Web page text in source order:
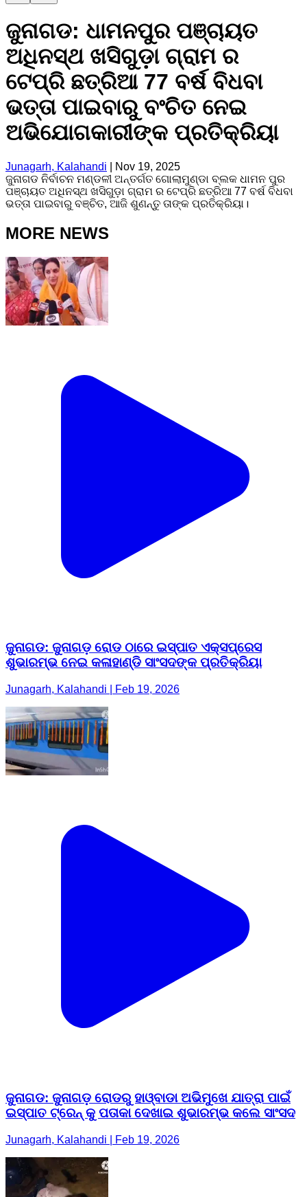
ଜୁନାଗଡ: ଧାମନପୁର ପଞ୍ଚାୟତ
ଅଧିନସ୍ଥ ଖସିଗୁଡ଼ା ଗ୍ରାମ ର
ଟେପ୍ରି ଛତ୍ରିଆ 77 ବର୍ଷ ବିଧବା
ଭତ୍ତା ପାଇବାରୁ ବଂଚିତ ନେଇ
ଅଭିଯୋଗକାରୀଙ୍କ ପ୍ରତିକ୍ରିୟା
Junagarh, Kalahandi
Nov 19, 2025
ଜୁନାଗଡ ନିର୍ବାଚନ ମଣ୍ଡଳୀ ଅନ୍ତର୍ଗତ ଗୋଲାମୁଣ୍ଡା ବ୍ଲକ ଧାମନ ପୁର
ପଞ୍ଚାୟତ ଅଧିନସ୍ଥ ଖସିଗୁଡ଼ା ଗ୍ରାମ ର ଟେପ୍ରି ଛତ୍ରିଆ 77 ବର୍ଷ ବିଧବା
ଭତ୍ତା ପାଇବାରୁ ବଞ୍ଚିତ, ଆଜି ଶୁଣନ୍ତୁ ତାଙ୍କ ପ୍ରତିକ୍ରିୟା।
MORE NEWS
ଜୁନାଗଡ: ଜୁନାଗଡ଼ ରୋଡ ଠାରେ ଇସ୍ପାତ ଏକ୍ସପ୍ରେସ
ଶୁଭାରମ୍ଭ ନେଇ କଳାହାଣ୍ଡି ସାଂସଦଙ୍କ ପ୍ରତିକ୍ରିୟା
Junagarh, Kalahandi | Feb 19, 2026
ଜୁନାଗଡ: ଜୁନାଗଡ଼ ରୋଡରୁ ହାଓ୍ବାଡା ଅଭିମୁଖେ ଯାତ୍ରା ପାଇଁ
ଇସ୍ପାତ ଟ୍ରେନ୍ କୁ ପତାକା ଦେଖାଇ ଶୁଭାରମ୍ଭ କଲେ ସାଂସଦ
Junagarh, Kalahandi | Feb 19, 2026